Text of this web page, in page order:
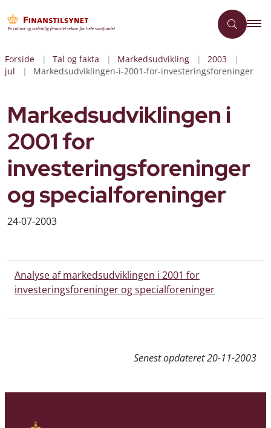
Forside Tal og fakta Markedsudvikling
2003
jul
Markedsudviklingen-i-2001-for-investeringsforeninger
Markedsudviklingen i
2001 for
investeringsforeninger
og specialforeninger
24-07-2003
Analyse af markedsudviklingen i 2001 for
investeringsforeninger og specialforeninger
Senest opdateret20-11-2003